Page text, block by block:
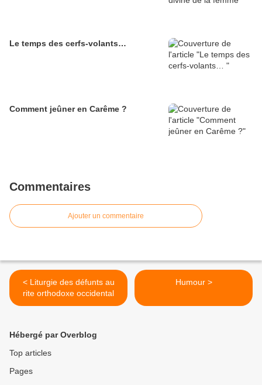
Le temps des cerfs-volants…
Comment jeûner en Carême ?
Commentaires
Ajouter un commentaire
< Liturgie des défunts au
rite orthodoxe occidental
Humour >
Hébergé par Overblog
Top articles
Pages